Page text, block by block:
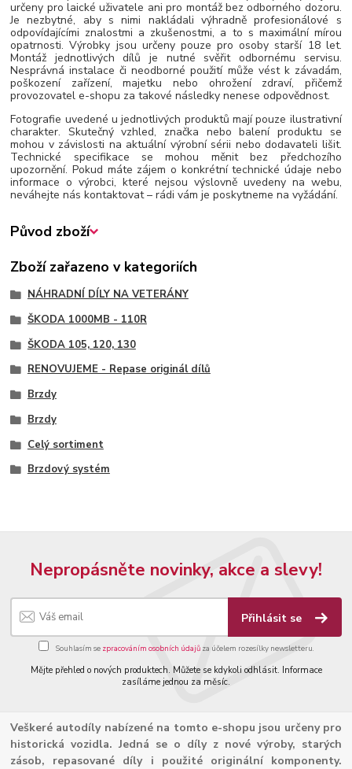
určeny pro laické uživatele ani pro montáž bez odborného dozoru.
Je nezbytné, aby s nimi nakládali výhradně profesionálové s
odpovídajícími znalostmi a zkušenostmi, a to s maximální mírou
opatrnosti. Výrobky jsou určeny pouze pro osoby starší 18 let.
Montáž jednotlivých dílů je nutné svěřit odbornému servisu.
Nesprávná instalace či neodborné použití může vést k závadám,
poškození zařízení, majetku nebo ohrožení zdraví, přičemž
provozovatel e-shopu za takové následky nenese odpovědnost.
Fotografie uvedené u jednotlivých produktů mají pouze ilustrativní
charakter. Skutečný vzhled, značka nebo balení produktu se
mohou v závislosti na aktuální výrobní sérii nebo dodavateli lišit.
Technické specifikace se mohou měnit bez předchozího
upozornění. Pokud máte zájem o konkrétní technické údaje nebo
informace o výrobci, které nejsou výslovně uvedeny na webu,
neváhejte nás kontaktovat – rádi vám je poskytneme na vyžádání.
Původ zboží
Zboží zařazeno v kategoriích
NÁHRADNÍ DÍLY NA VETERÁNY
ŠKODA 1000MB - 110R
ŠKODA 105, 120, 130
RENOVUJEME - Repase originál dílů
Brzdy
Brzdy
Celý sortiment
Brzdový systém
Nepropásněte novinky, akce a slevy!
Přihlásit se
Souhlasím se zpracováním osobních údajůza účelem rozesílky newsletteru.
Mějte přehled o nových produktech. Můžete se kdykoli odhlásit. Informace
zasíláme jednou za měsíc.
Veškeré autodíly nabízené na tomto e-shopu jsou určeny pro
historická vozidla. Jedná se o díly z nové výroby, starých
zásob, repasované díly i použité originální komponenty.